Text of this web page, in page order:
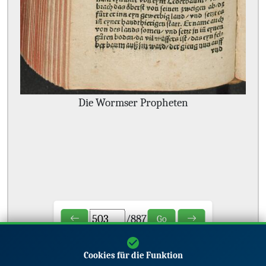
Die Wormser Propheten
/887 Go
Cookies für die Funktion